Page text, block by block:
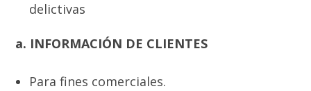
delictivas
a. INFORMACIÓN DE CLIENTES
Para fines comerciales.